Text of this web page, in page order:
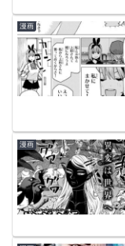
漫画
漫画